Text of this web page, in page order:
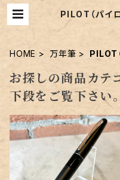
PILOT（パイ
HOME 万年筆 PILOT
お探しの商品カテ
下段をご覧下さい